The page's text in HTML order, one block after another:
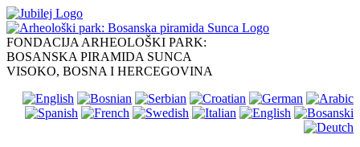
Skip
to
content
FONDACIJA ARHEOLOŠKI PARK:
BOSANSKA PIRAMIDA SUNCA
VISOKO, BOSNA I HERCEGOVINA